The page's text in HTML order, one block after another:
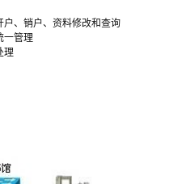
户、销户、资料修改和查询
一管理
理